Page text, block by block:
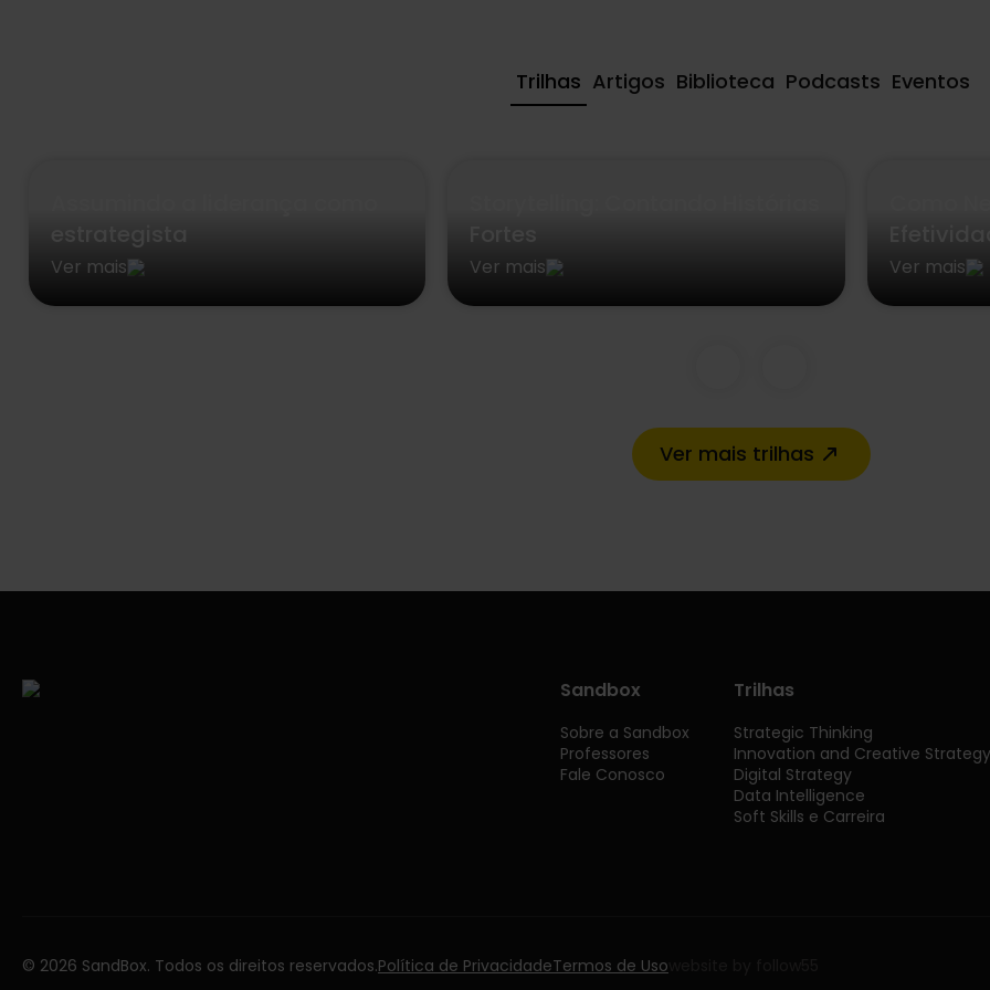
Trilhas Artigos Biblioteca Podcasts Eventos
Ver mais Ver mais Ver mais
Ver mais trilhas
Sandbox
Sobre a Sandbox
Professores
Fale Conosco
Trilhas
Strategic Thinking
Innovation and Creative Strategy
Digital Strategy
Data Intelligence
Soft Skills e Carreira
© 2026 SandBox. Todos os direitos reservados.Política de PrivacidadeTermos de Uso